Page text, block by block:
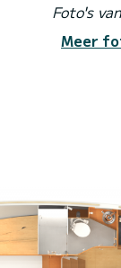
Foto's
Meer